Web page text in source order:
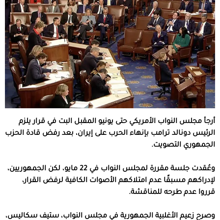
أرجأ مجلس النواب الأمريكي حتى يونيو المقبل البت في قرار يلزم
الرئيس دونالد ترامب بإنهاء الحرب على إيران، بعد رفض قادة الحزب
الجمهوري التصويت.
وعُقدت جلسة مقررة لمجلس النواب في 22 مايو، لكن الجمهوريين،
لإدراكهم مسبقًا عدم امتلاكهم الأصوات الكافية لرفض القرار،
قرروا عدم طرحه للمناقشة.
وصرح زعيم الأغلبية الجمهورية في مجلس النواب، ستيف سكاليس،